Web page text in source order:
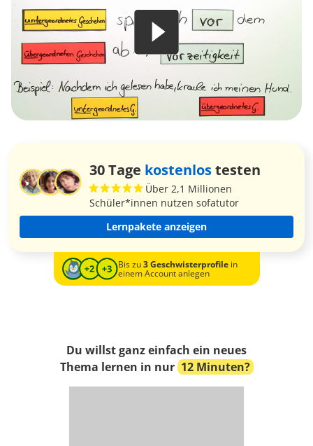
30 Tage kostenlostesten
Über 2,1 Millionen
Schüler*innen nutzen sofatutor
Lernpakete anzeigen
Bis zu3 Geschwisterprofilein
einem Account anlegen
Du willst ganz einfach ein neues
Thema lernen in nur 12 Minuten?